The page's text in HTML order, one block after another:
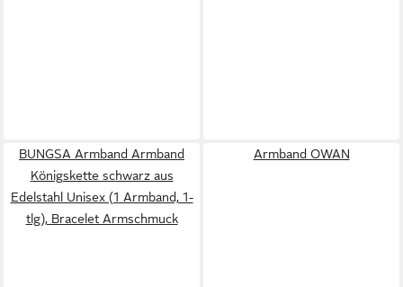
BUNGSA Armband Armband
Königskette schwarz aus
Edelstahl Unisex (1 Armband, 1-
tlg), Bracelet Armschmuck
Armband OWAN